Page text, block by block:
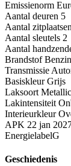
Emissienorm
Aantal deuren 5
Aantal zitplaatsen
Aantal sleutels 2
Aantal
Brandstof
Transmissie
Basiskleur Grijs
Laksoort Metallic
Lakintensiteit
Interieurkleur
APK 22 jan
EnergielabelG
Geschiedenis